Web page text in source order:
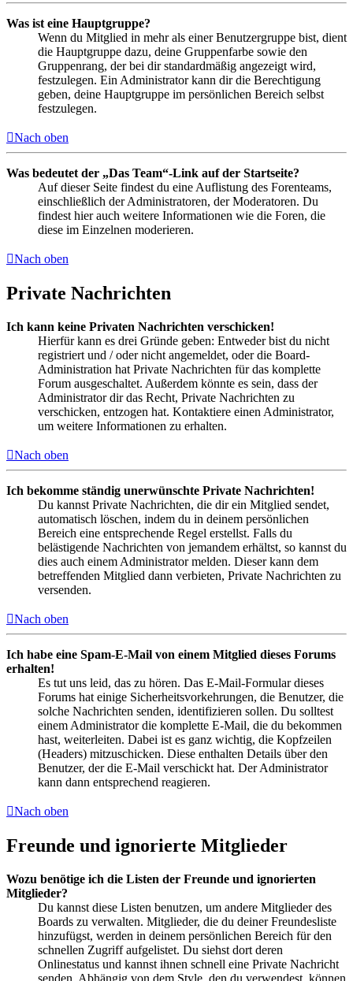
Was ist eine Hauptgruppe?
Wenn du Mitglied in mehr als einer Benutzergruppe bist, dient
die Hauptgruppe dazu, deine Gruppenfarbe sowie den
Gruppenrang, der bei dir standardmäßig angezeigt wird,
festzulegen. Ein Administrator kann dir die Berechtigung
geben, deine Hauptgruppe im persönlichen Bereich selbst
festzulegen.
Nach oben
Was bedeutet der „Das Team“-Link auf der Startseite?
Auf dieser Seite findest du eine Auflistung des Forenteams,
einschließlich der Administratoren, der Moderatoren. Du
findest hier auch weitere Informationen wie die Foren, die
diese im Einzelnen moderieren.
Nach oben
Private Nachrichten
Ich kann keine Privaten Nachrichten verschicken!
Hierfür kann es drei Gründe geben: Entweder bist du nicht
registriert und / oder nicht angemeldet, oder die Board-
Administration hat Private Nachrichten für das komplette
Forum ausgeschaltet. Außerdem könnte es sein, dass der
Administrator dir das Recht, Private Nachrichten zu
verschicken, entzogen hat. Kontaktiere einen Administrator,
um weitere Informationen zu erhalten.
Nach oben
Ich bekomme ständig unerwünschte Private Nachrichten!
Du kannst Private Nachrichten, die dir ein Mitglied sendet,
automatisch löschen, indem du in deinem persönlichen
Bereich eine entsprechende Regel erstellst. Falls du
belästigende Nachrichten von jemandem erhältst, so kannst du
dies auch einem Administrator melden. Dieser kann dem
betreffenden Mitglied dann verbieten, Private Nachrichten zu
versenden.
Nach oben
Ich habe eine Spam-E-Mail von einem Mitglied dieses Forums
erhalten!
Es tut uns leid, das zu hören. Das E-Mail-Formular dieses
Forums hat einige Sicherheitsvorkehrungen, die Benutzer, die
solche Nachrichten senden, identifizieren sollen. Du solltest
einem Administrator die komplette E-Mail, die du bekommen
hast, weiterleiten. Dabei ist es ganz wichtig, die Kopfzeilen
(Headers) mitzuschicken. Diese enthalten Details über den
Benutzer, der die E-Mail verschickt hat. Der Administrator
kann dann entsprechend reagieren.
Nach oben
Freunde und ignorierte Mitglieder
Wozu benötige ich die Listen der Freunde und ignorierten
Mitglieder?
Du kannst diese Listen benutzen, um andere Mitglieder des
Boards zu verwalten. Mitglieder, die du deiner Freundesliste
hinzufügst, werden in deinem persönlichen Bereich für den
schnellen Zugriff aufgelistet. Du siehst dort deren
Onlinestatus und kannst ihnen schnell eine Private Nachricht
senden. Abhängig von dem Style, den du verwendest, können